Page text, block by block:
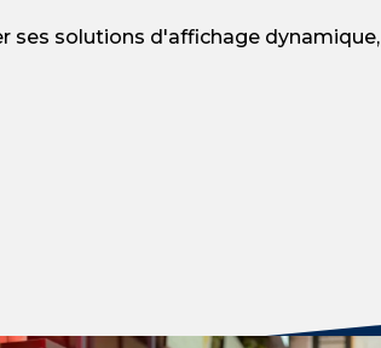
ses solutions d'affichage dynamique,